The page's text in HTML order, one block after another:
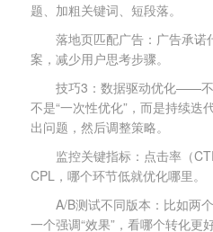
题、加粗关键词、短段落。
落地页匹配广告：广告承诺
案，减少用户思考步骤。
技巧3：数据驱动优化——
不是“一次性优化”，而是持续迭
出问题，然后调整策略。
监控关键指标：点击率（
CPL，哪个环节低就优化哪里。
A/B测试不同版本：比如两
一个强调“效果”，看哪个转化更好